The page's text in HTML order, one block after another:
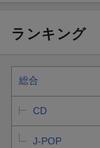
ランキング
総合
CD
J-POP